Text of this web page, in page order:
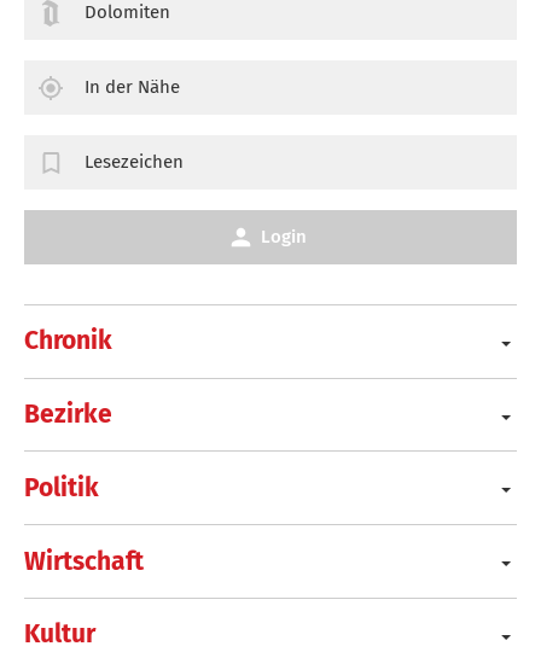
Chronik
Bezirke
Politik
Wirtschaft
Kultur
Dolomiten
In der Nähe
Lesezeichen
Login